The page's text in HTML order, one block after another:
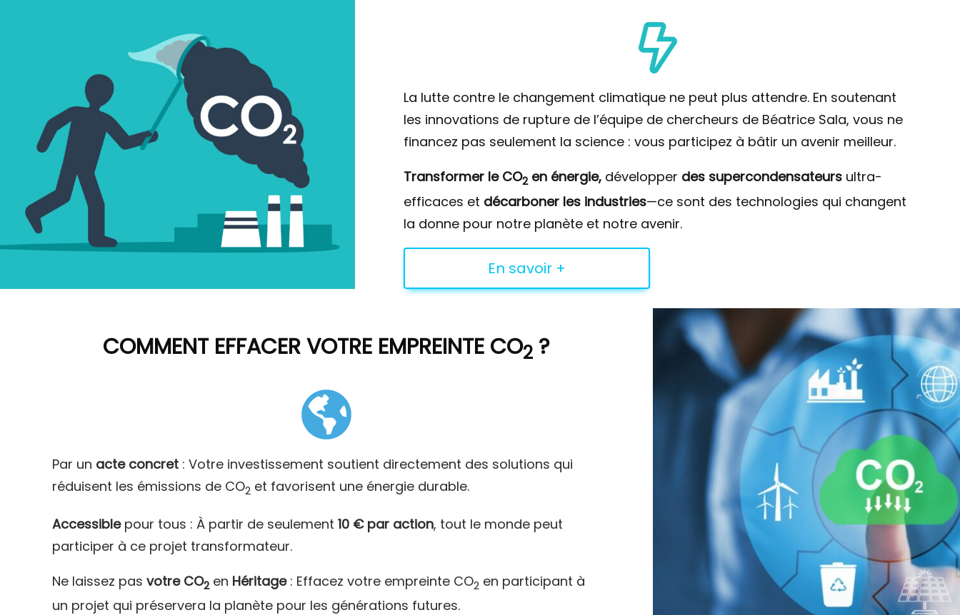
La lutte contre le changement climatique ne peut plus attendre. En soutenant
les innovations de rupture de l’équipe de chercheurs de Béatrice Sala, vous ne
financez pas seulement la science : vous participez à bâtir un avenir meilleur.
Transformer le CO2 en énergie, développer des supercondensateurs ultra-
efficaces et décarboner les industries—ce sont des technologies qui changent
la donne pour notre planète et notre avenir.
En savoir +
COMMENT EFFACER VOTRE EMPREINTE CO2 ?
Par un acte concret : Votre investissement soutient directement des solutions qui
réduisent les émissions de CO2 et favorisent une énergie durable.
Accessiblepour tous : À partir de seulement10 € par action, tout le monde peut
participer à ce projet transformateur.
Ne laissez pasvotre CO2 en Héritage: Effacez votre empreinte CO2 en participant à
un projet qui préservera la planète pour les générations futures.